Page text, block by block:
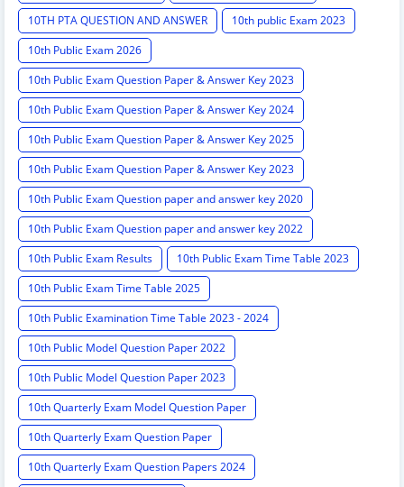
10TH PTA QUESTION AND ANSWER
10th public Exam 2023
10th Public Exam 2026
10th Public Exam Question Paper & Answer Key 2023
10th Public Exam Question Paper & Answer Key 2024
10th Public Exam Question Paper & Answer Key 2025
10th Public Exam Question Paper & Answer Key 2023
10th Public Exam Question paper and answer key 2020
10th Public Exam Question paper and answer key 2022
10th Public Exam Results
10th Public Exam Time Table 2023
10th Public Exam Time Table 2025
10th Public Examination Time Table 2023 - 2024
10th Public Model Question Paper 2022
10th Public Model Question Paper 2023
10th Quarterly Exam Model Question Paper
10th Quarterly Exam Question Paper
10th Quarterly Exam Question Papers 2024